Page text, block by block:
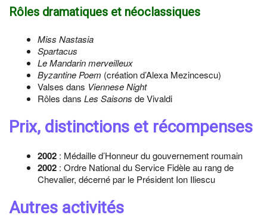
Rôles dramatiques et néoclassiques
Miss Nastasia
Spartacus
Le Mandarin merveilleux
Byzantine Poem (création d’Alexa Mezincescu)
Valses dans Viennese Night
Rôles dans Les Saisons de Vivaldi
Prix, distinctions et récompenses
2002 : Médaille d’Honneur du gouvernement roumain
2002 : Ordre National du Service Fidèle au rang de
Chevalier, décerné par le Président Ion Iliescu
Autres activités